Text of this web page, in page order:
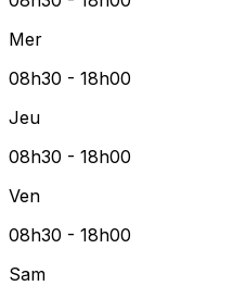
Mer
08h30 - 18h00
Jeu
08h30 - 18h00
Ven
08h30 - 18h00
Sam